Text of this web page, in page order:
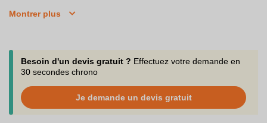
personnalisée, vous pouvez afficher le logo de votre entreprise
marketing astucieuse, permettant de créer une image
professionnelle de votre marque. Optez pour une veste softshell
personnalisée ou une veste polaire personnalisée pour affronter
personnalisées sont disponibles dans une variété de modèles, y
compris la veste à capuche, la veste sans manches, et la veste
zippée, chacune pouvant être personnalisée selon les couleurs
Montrer plus
Besoin d'un devis gratuit ? Effectuez votre demande en
30 secondes chrono
Je demande un devis gratuit